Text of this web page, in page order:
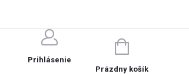
Prihlásenie
NÁKUPNÝ
KOŠÍK
Prázdny košík